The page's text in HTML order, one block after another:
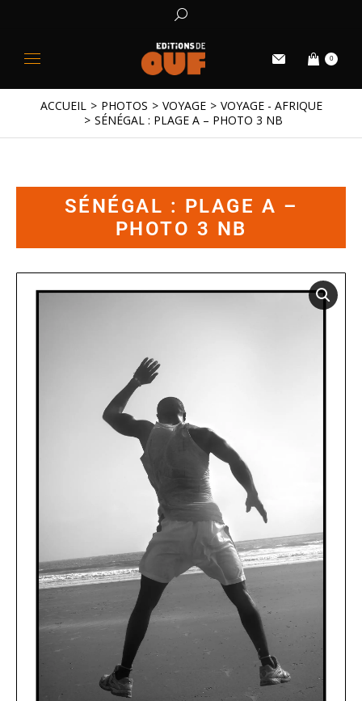
0
Vous êtes ici :
ACCUEIL PHOTOS VOYAGE
VOYAGE - AFRIQUE
SÉNÉGAL : PLAGE A – PHOTO 3 NB
SÉNÉGAL : PLAGE A –
PHOTO 3 NB